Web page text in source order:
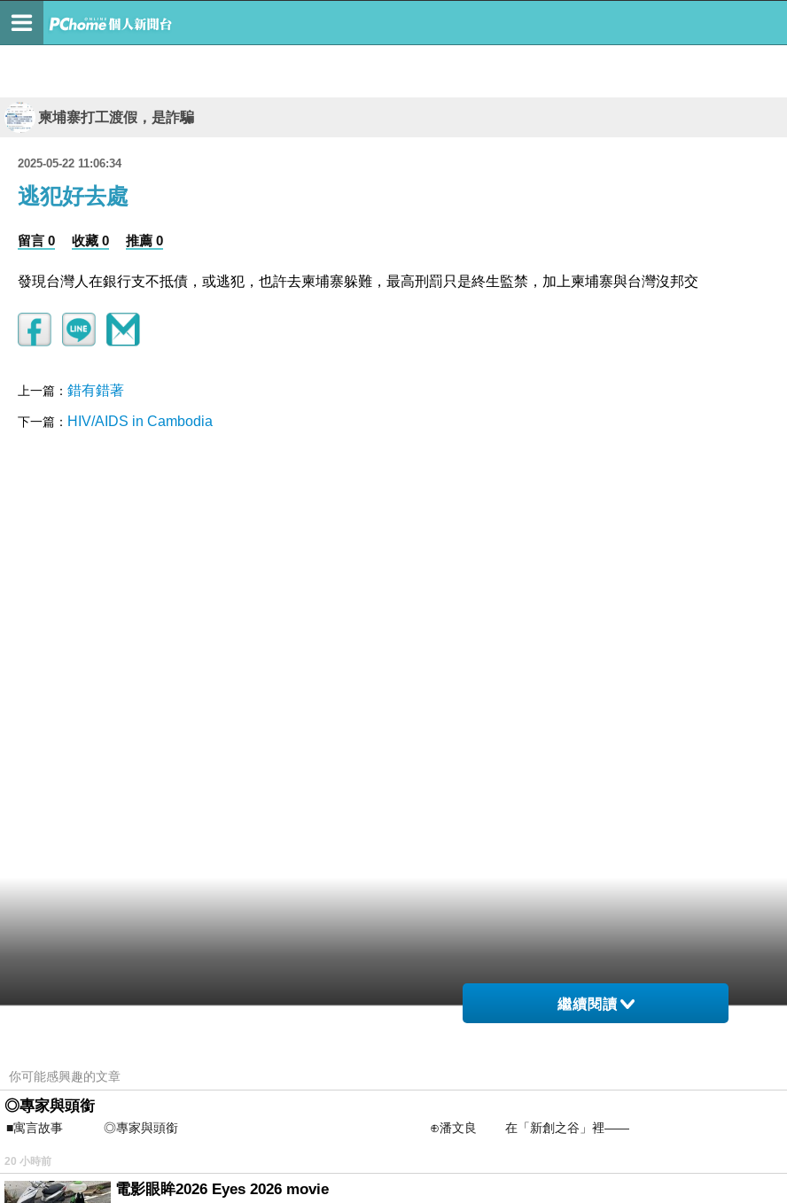
柬埔寨打工渡假，是詐騙
2025-05-22 11:06:34
逃犯好去處
留言 0 收藏 0 推薦 0
發現台灣人在銀行支不抵債，或逃犯，也許去柬埔寨躲難，最高刑罰只是終生監禁，加上柬埔寨與台灣沒邦交
上一篇： 錯有錯著
下一篇： HIV/AIDS in Cambodia
繼續閱讀
你可能感興趣的文章
◎專家與頭銜
■寓言故事 ◎專家與頭銜 ⊕潘文良 在「新創之谷」裡——
20 小時前
電影眼眸2026 Eyes 2026 movie